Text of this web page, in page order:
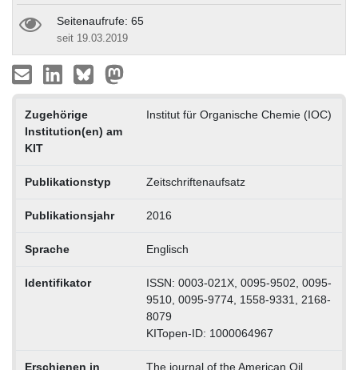
Seitenaufrufe: 65
seit 19.03.2019
Zugehörige
Institution(en) am
KIT
Institut für Organische Chemie (IOC)
Publikationstyp Zeitschriftenaufsatz
Publikationsjahr 2016
Sprache Englisch
Identifikator
ISSN: 0003-021X, 0095-9502, 0095-
9510, 0095-9774, 1558-9331, 2168-
8079
KITopen-ID: 1000064967
Erschienen in The journal of the American Oil